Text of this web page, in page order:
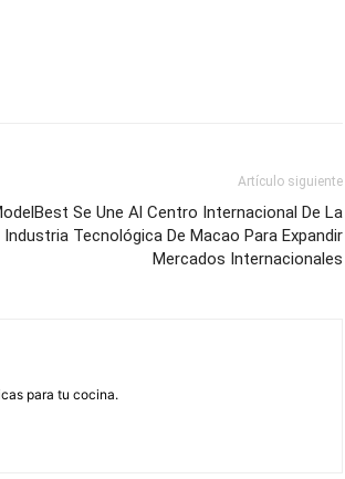
Artículo siguiente
Se Une Al Centro Internacional De La
Industria Tecnológica De Macao Para Expandir
Mercados Internacionales
para tu cocina.